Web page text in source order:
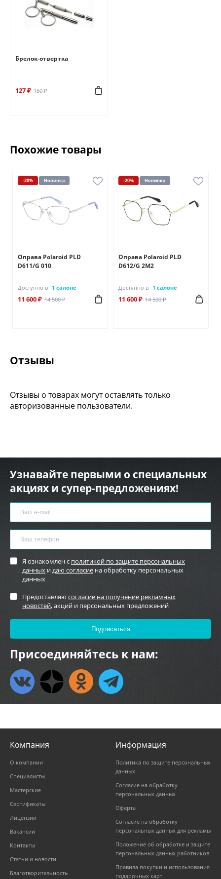
Брелок-отвертка
127 ₽ 150 ₽
Похожие товары
-20% Новинка
Оправа Polaroid PLD
D611/G 010
Доступно в 1 салоне
11 600 ₽ 14 500 ₽
-20% Новинка
Оправа Polaroid PLD
D612/G 2M2
Доступно в 1 салоне
11 600 ₽ 14 500 ₽
Отзывы
Отзывы о товарах могут оставлять только
авторизованные пользователи.
Узнавайте первыми о специальных
акциях и супер-предложениях!
Я ознакомлен с политикой по защите персональных
данных и даю согласие на обработку персональных
данных
Предоставляю согласие на получение рекламных
новостей, акций и персональных предложений
Присоединяйтесь к нам:
Компания
О компании
Специалисты
Мастерские
Сертификаты
Лицензии
Вакансии
Контакты
Статьи и новости
Благотворительность
Информация
Политика по защите персональных
данных
Согласие на обработку
персональных данных
Оферта
Согласие на обработку
персональных данных для рекламы
Положение об обработке и защите
персональных данных работников
Правила покупки и использования
подарочных карт